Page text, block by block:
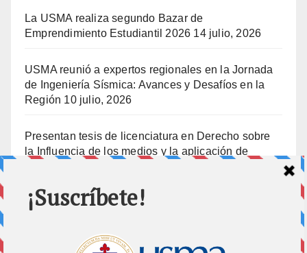
La USMA realiza segundo Bazar de
Emprendimiento Estudiantil 2026 14 julio, 2026
USMA reunió a expertos regionales en la Jornada
de Ingeniería Sísmica: Avances y Desafíos en la
Región 10 julio, 2026
Presentan tesis de licenciatura en Derecho sobre
la Influencia de los medios y la aplicación de